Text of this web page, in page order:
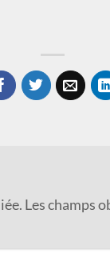
Les champs